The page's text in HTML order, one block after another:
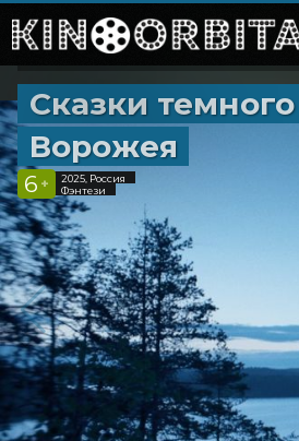
Сказки
Ворожея
6 +
2025, Россия
Фэнтези